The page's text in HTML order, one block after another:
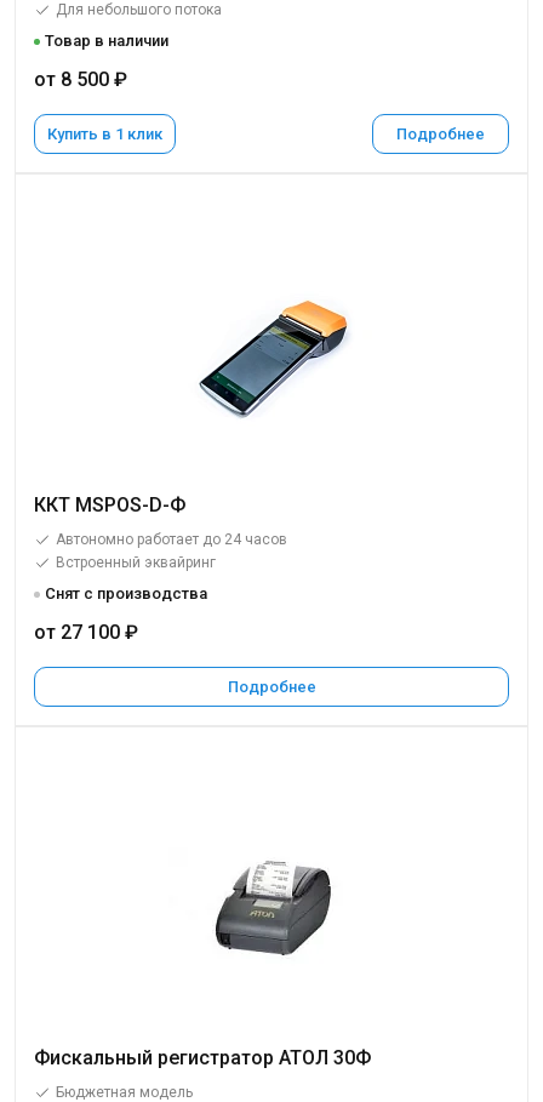
Для небольшого потока
Товар в наличии
от 8 500 ₽
Купить в 1 клик Подробнее
ККТ MSPOS-D-Ф
Автономно работает до 24 часов
Встроенный эквайринг
Снят с производства
от 27 100 ₽
Подробнее
Фискальный регистратор АТОЛ 30Ф
Бюджетная модель